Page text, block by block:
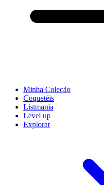
Minha Coleção
Coquetéis
Listmania
Level up
Explorar